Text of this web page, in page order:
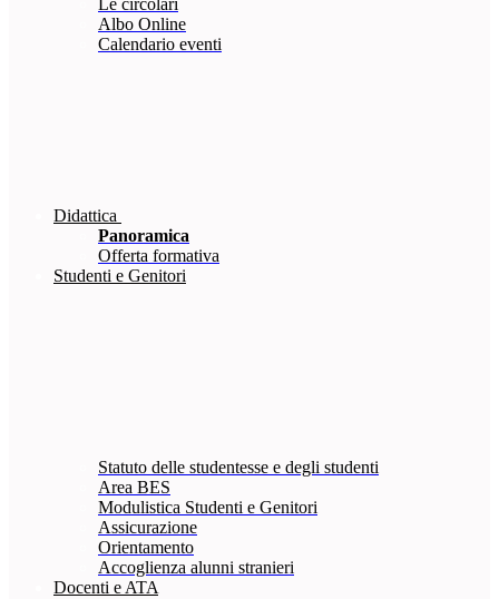
Le circolari
Albo Online
Calendario eventi
Didattica
Panoramica
Offerta formativa
Studenti e Genitori
Statuto delle studentesse e degli studenti
Area BES
Modulistica Studenti e Genitori
Assicurazione
Orientamento
Accoglienza alunni stranieri
Docenti e ATA